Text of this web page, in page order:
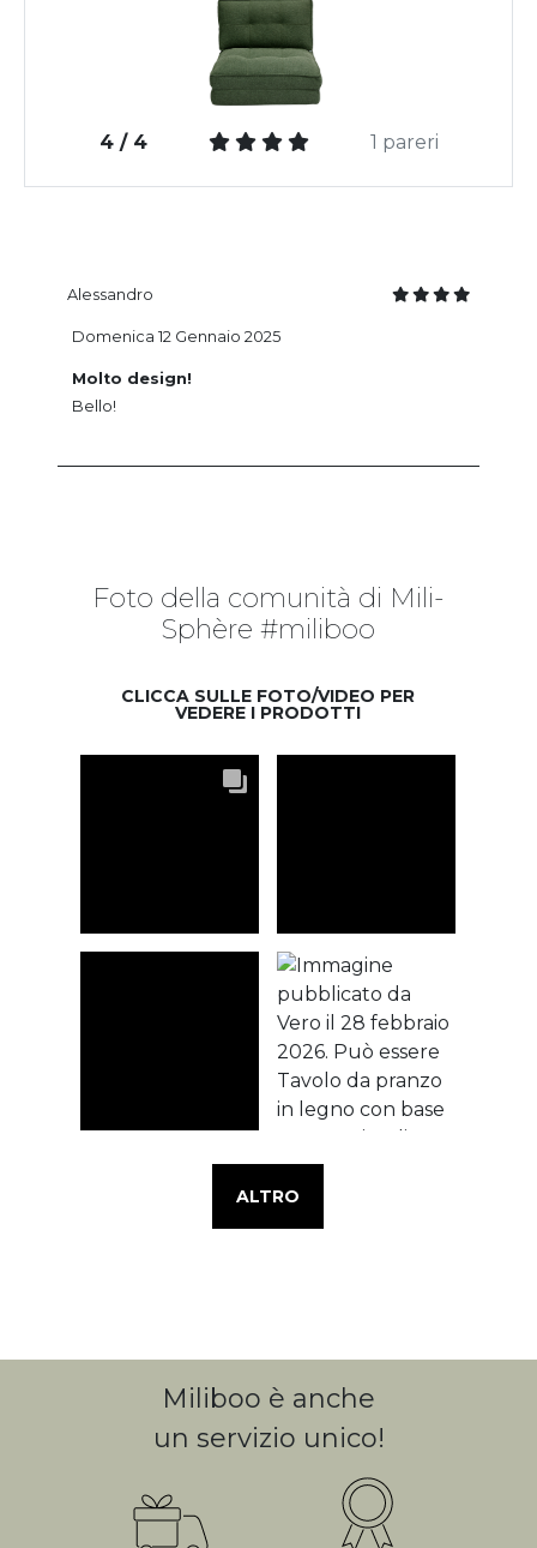
4 / 4 1 pareri
Alessandro
Molto design!
Bello!
Domenica 12 Gennaio 2025
Foto della comunità di Mili-
Sphère #miliboo
CLICCA SULLE FOTO/VIDEO PER
VEDERE I PRODOTTI
ALTRO
Miliboo è anche
un servizio unico!